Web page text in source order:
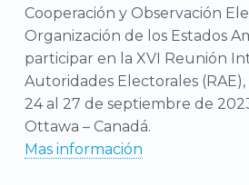
Cooperación y Observación
Organización de los Estados
participar en la XVI Reunión
Autoridades Electorales
24 al 27 de septiembre de
Ottawa – Canadá.
Mas información